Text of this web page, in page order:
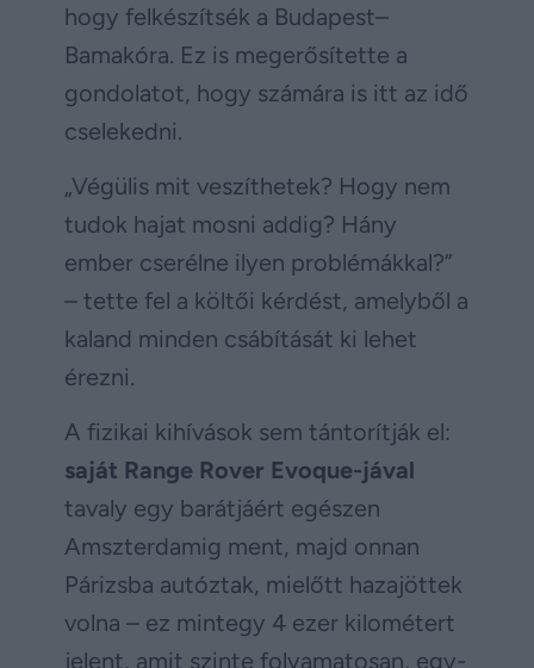
hogy felkészítsék a Budapest–
Bamakóra. Ez is megerősítette a
gondolatot, hogy számára is itt az idő
cselekedni.
„Végülis mit veszíthetek? Hogy nem
tudok hajat mosni addig? Hány
ember cserélne ilyen problémákkal?”
– tette fel a költői kérdést, amelyből a
kaland minden csábítását ki lehet
érezni.
A fizikai kihívások sem tántorítják el:
saját Range Rover Evoque-jával
tavaly egy barátjáért egészen
Amszterdamig ment, majd onnan
Párizsba autóztak, mielőtt hazajöttek
volna – ez mintegy 4 ezer kilométert
jelent, amit szinte folyamatosan, egy-